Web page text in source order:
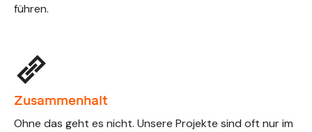
führen.
Zusammenhalt
Ohne das geht es nicht. Unsere Projekte sind oft nur im